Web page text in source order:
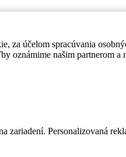
za účelom spracúvania
oznámime našim partnerom a
Personalizovaná